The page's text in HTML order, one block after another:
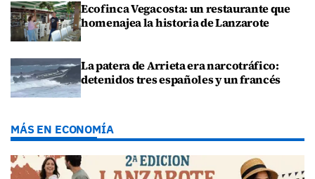
Ecofinca Vegacosta: un restaurante que
homenajea la historia de Lanzarote
La patera de Arrieta era narcotráfico:
detenidos tres españoles y un francés
MÁS EN ECONOMÍA